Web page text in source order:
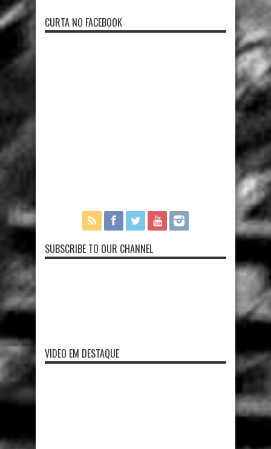
CURTA NO FACEBOOK
SUBSCRIBE TO OUR CHANNEL
VIDEO EM DESTAQUE